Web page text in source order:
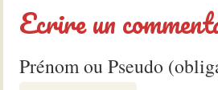
Ecrire un
Prénom ou Pseudo